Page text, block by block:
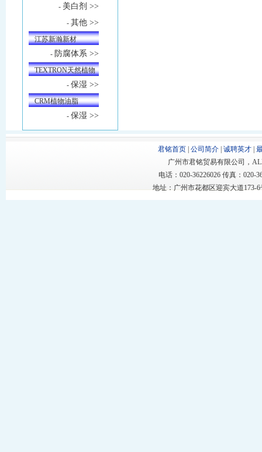
- 美白剂 >>
- 其他 >>
江苏新瀚新材
- 防腐体系 >>
TEXTRON天然植物
- 保湿 >>
CRM植物油脂
- 保湿 >>
君铭首页 公司简介 诚聘英才
广州市君铭贸易有限公司，
电话：020-36226026 传真：020-
地址：广州市花都区迎宾大道173-